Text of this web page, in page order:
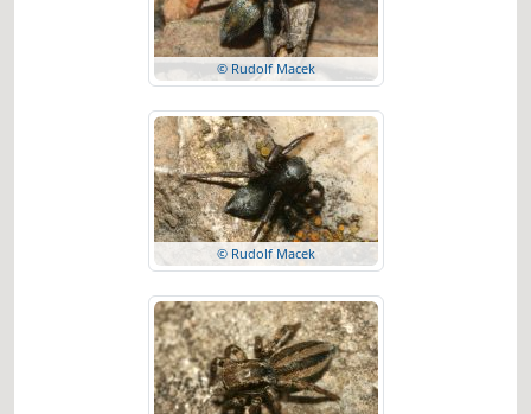
© Rudolf Macek
© Rudolf Macek